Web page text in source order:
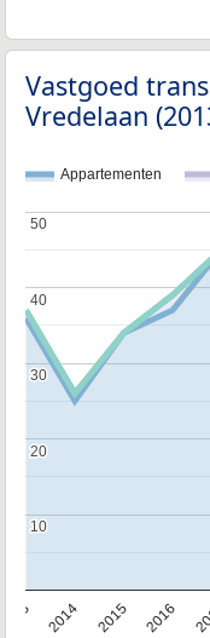
Vastgoed
Vredelaan
Appartementen
2014 2015 2016
10
10
20
20
30
30
40
40
50
50